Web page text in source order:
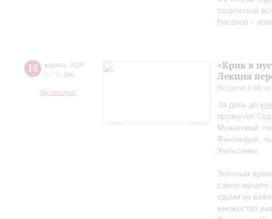
творческой
Насонов –
18 марта
2025
18:30 Вт
Музиторий
«Крик в
Лекция
Встречи в
За день до
прозвучит
Монаховой,
Финляндии,
Хельсинки.
Золотым
самое начало
одним из
множество